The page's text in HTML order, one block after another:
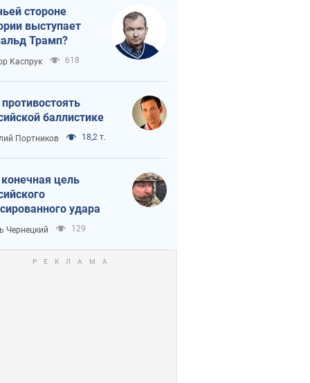
стороне
выступает
Трамп?
Каспрук 618
баллистике
Портников 18,2 т.
цель
удара
Чернецкий 129